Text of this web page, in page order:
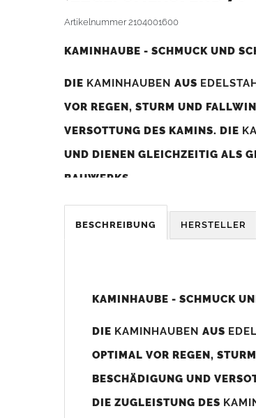
Artikelnummer2104001600
KAMINHAUBE - SCHMUCK UND
DIE KAMINHAUBEN AUS
VOR REGEN, STURM UND
VERSOTTUNG DES KAMINS. DIE
UND DIENEN GLEICHZEITIG ALS
BAUWERKS.
Was sollten Sie beim Kauf beachten?
Standardbohrungen?
Bohrungen nicht passen dann bitte"ohne"
BESCHREIBUNG HERSTELLER
KAMINHAUBE - SCHMUCK
DIE KAMINHAUBEN AUS
OPTIMAL VOR REGEN,
BESCHÄDIGUNG UND
DIE ZUGLEISTUNG DES